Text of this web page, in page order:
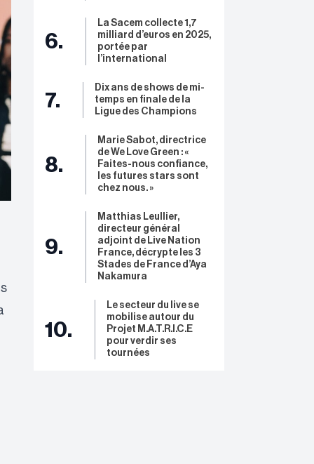
6.
La Sacem collecte 1,7
milliard d’euros en 2025,
portée par
l’international
7.
Dix ans de shows de mi-
temps en finale de la
Ligue des Champions
8.
Marie Sabot, directrice
de We Love Green : «
Faites-nous confiance,
les futures stars sont
chez nous. »
9.
Matthias Leullier,
directeur général
adjoint de Live Nation
France, décrypte les 3
Stades de France d’Aya
Nakamura
10.
Le secteur du live se
mobilise autour du
Projet M.A.T.R.I.C.E
pour verdir ses
tournées